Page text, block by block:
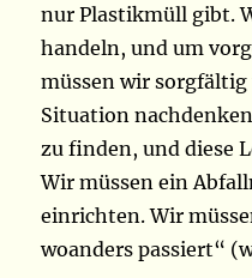
nur Plastikmüll gibt.
handeln, und um
müssen wir
Situation
zu finden, und diese
Wir müssen ein
einrichten. Wir
woanders passiert“